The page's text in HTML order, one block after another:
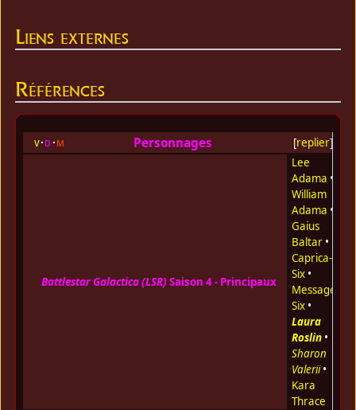
Liens externes
Références
[replier]
v d m Personnages
Battlestar Galactica (LSR) Saison 4 - Principaux
Lee
Adama •
William
Adama •
Gaius
Baltar•
Caprica-
Six•
Messager
Six•
Laura
Roslin•
Sharon
Valerii•
Kara
Thrace